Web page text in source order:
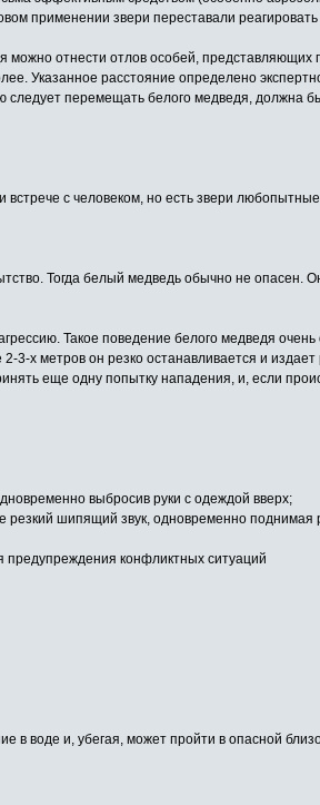
применении звери переставали реагировать
отнести отлов особей, представляющих
Указанное расстояние определено
перемещать белого медведя, должна
с человеком, но есть звери
Тогда белый медведь обычно не опасен.
Такое поведение белого медведя
3-х метров он резко останавливается и
еще одну попытку нападения, и, если
выбросив руки с одеждой вверх;
резкий шипящий звук, одновременно поднимая
предупреждения конфликтных ситуаций
воде и, убегая, может пройти в опасной